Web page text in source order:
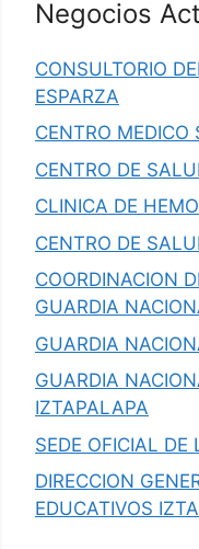
Negocios
CONSULTORIO
ESPARZA
CENTRO MEDICO
CENTRO DE
CLINICA DE
CENTRO DE
COORDINACION
GUARDIA
GUARDIA
GUARDIA
IZTAPALAPA
SEDE OFICIAL
DIRECCION
EDUCATIVOS